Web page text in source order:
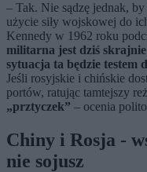
– Tak. Nie sądzę jednak,
użycie siły wojskowej do
Kennedy w 1962 roku
militarna jest dziś
sytuacja ta będzie
Jeśli rosyjskie i chińskie
portów, ratując tamtejszy
„prztyczek” – ocenia
Chiny i Rosja -
nie sojusz